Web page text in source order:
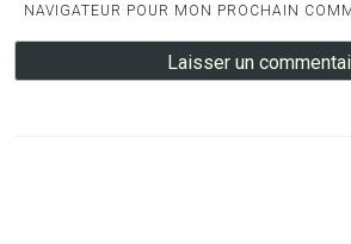
NAVIGATEUR POUR MON PROCHAIN